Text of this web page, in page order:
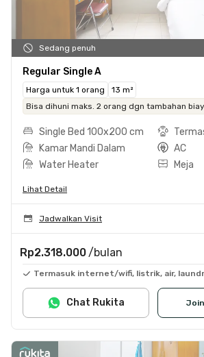
Sedang penuh
Regular Single A
Harga untuk 1 orang
13 m²
Bisa dihuni maks. 2 orang dgn tambahan
Single Bed 100x200 cm
Kamar Mandi Dalam
AC
Water Heater
Meja
Lihat Detail
Jadwalkan Visit
Rp2.318.000 /bulan
Termasuk internet/wifi, listrik, air,
Chat Rukita